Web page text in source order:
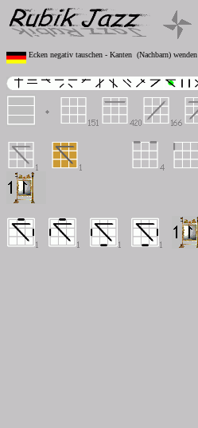
Ecken negativ tauschen - Kanten (Nachbarn) wenden